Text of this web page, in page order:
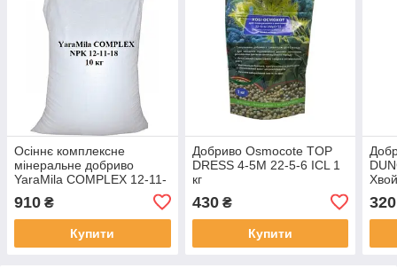
Осіннє комплексне
мінеральне добриво
YaraMila COMPLEX 12-11-
910 ₴
Купити
Добриво Osmocote TOP
DRESS 4-5M 22-5-6 ICL 1
кг
430₴
Купити
320